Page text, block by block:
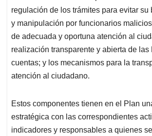
regulación de los trámites para evitar su
y manipulación por funcionarios
de adecuada y oportuna atención al
realización transparente y abierta de
cuentas; y los mecanismos para la
atención al ciudadano.
Estos componentes tienen en el Plan
estratégica con las correspondientes
indicadores y responsables a quienes